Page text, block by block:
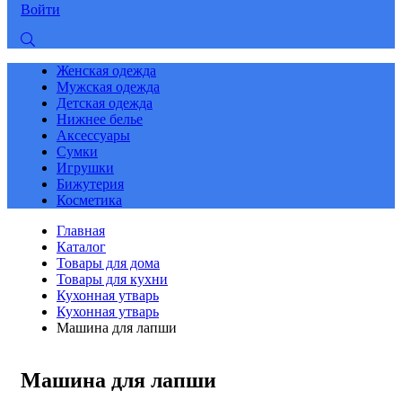
Войти
Женская одежда
Мужская одежда
Детская одежда
Нижнее белье
Аксессуары
Сумки
Игрушки
Бижутерия
Косметика
Главная
Каталог
Товары для дома
Товары для кухни
Кухонная утварь
Кухонная утварь
Машина для лапши
Машина для лапши